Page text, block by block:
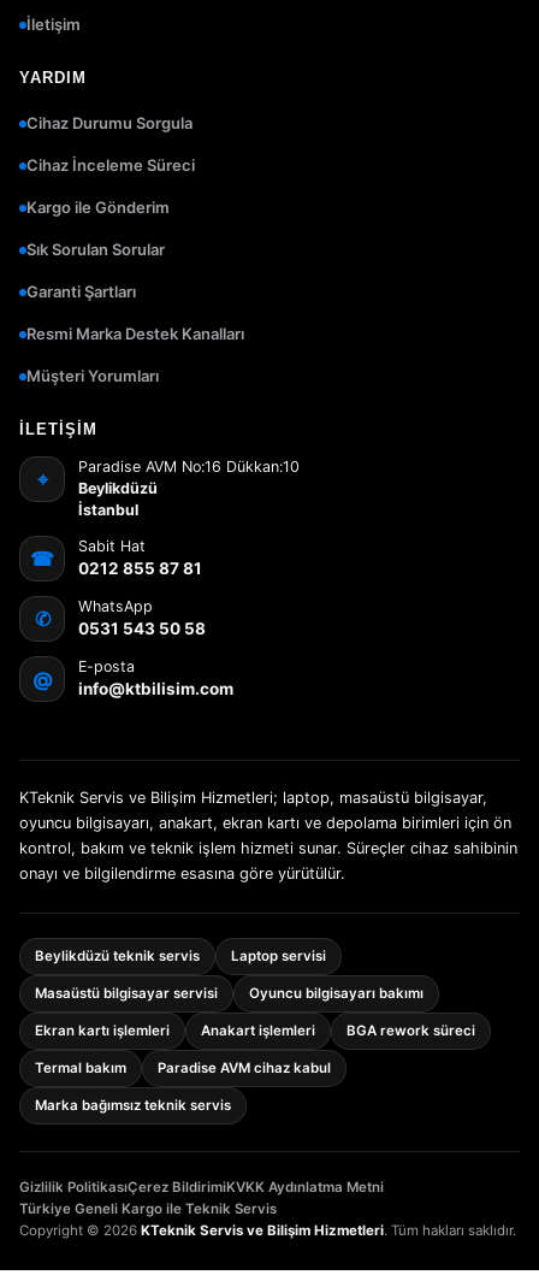
İletişim
YARDIM
Cihaz Durumu Sorgula
Cihaz İnceleme Süreci
Kargo ile Gönderim
Sık Sorulan Sorular
Garanti Şartları
Resmi Marka Destek Kanalları
Müşteri Yorumları
İLETIŞIM
⌖
Paradise AVM No:16 Dükkan:10
Beylikdüzü
İstanbul
☎
Sabit Hat
0212 855 87 81
✆
WhatsApp
0531 543 50 58
@
E-posta
info@ktbilisim.com
KTeknik Servis ve Bilişim Hizmetleri; laptop, masaüstü bilgisayar,
oyuncu bilgisayarı, anakart, ekran kartı ve depolama birimleri için ön
kontrol, bakım ve teknik işlem hizmeti sunar. Süreçler cihaz sahibinin
onayı ve bilgilendirme esasına göre yürütülür.
Beylikdüzü teknik servis Laptop servisi
Masaüstü bilgisayar servisi Oyuncu bilgisayarı bakımı
Ekran kartı işlemleri Anakart işlemleri BGA rework süreci
Termal bakım Paradise AVM cihaz kabul
Marka bağımsız teknik servis
Copyright © 2026 KTeknik Servis ve Bilişim Hizmetleri. Tüm hakları saklıdır.
Gizlilik PolitikasıÇerez BildirimiKVKK Aydınlatma Metni
Türkiye Geneli Kargo ile Teknik Servis